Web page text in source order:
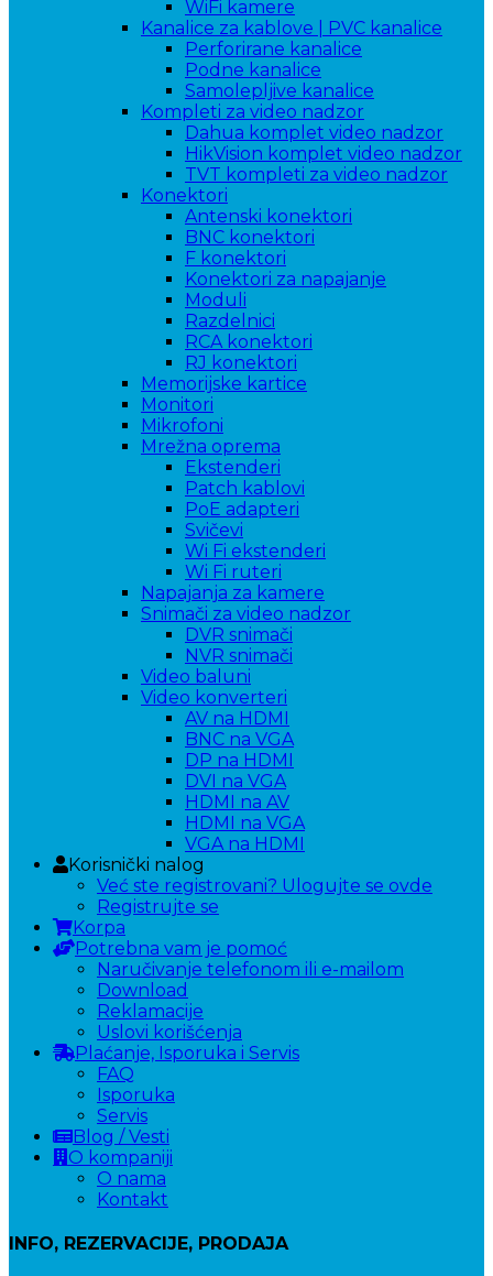
WiFi kamere
Kanalice za kablove | PVC kanalice
Perforirane kanalice
Podne kanalice
Samolepljive kanalice
Kompleti za video nadzor
Dahua komplet video nadzor
HikVision komplet video nadzor
TVT kompleti za video nadzor
Konektori
Antenski konektori
BNC konektori
F konektori
Konektori za napajanje
Moduli
Razdelnici
RCA konektori
RJ konektori
Memorijske kartice
Monitori
Mikrofoni
Mrežna oprema
Ekstenderi
Patch kablovi
PoE adapteri
Svičevi
Wi Fi ekstenderi
Wi Fi ruteri
Napajanja za kamere
Snimači za video nadzor
DVR snimači
NVR snimači
Video baluni
Video konverteri
AV na HDMI
BNC na VGA
DP na HDMI
DVI na VGA
HDMI na AV
HDMI na VGA
VGA na HDMI
Korisnički nalog
Već ste registrovani? Ulogujte se ovde
Registrujte se
Korpa
Potrebna vam je pomoć
Naručivanje telefonom ili e-mailom
Download
Reklamacije
Uslovi korišćenja
Plaćanje, Isporuka i Servis
FAQ
Isporuka
Servis
Blog / Vesti
O kompaniji
O nama
Kontakt
INFO, REZERVACIJE, PRODAJA